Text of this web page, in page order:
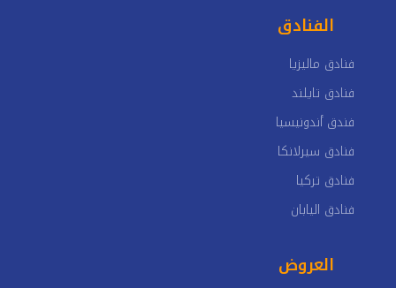
الفنادق
فنادق ماليزيا
فنادق تايلند
فندق أندونيسيا
فنادق سيرلانكا
فنادق تركيا
فنادق اليابان
العروض